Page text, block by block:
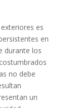
es
en
durante los
no debe
un